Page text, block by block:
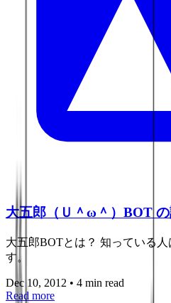
大五郎（Ｕ＾ω＾）BOT
大五郎BOTとは？ 知っている
す。
Dec 10, 2012 • 4 min read
Read more